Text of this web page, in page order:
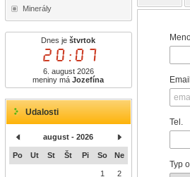
Minerály
Dnes ještvrtok
20:07
6. august 2026
meniny máJozefína
Udalosti
august - 2026
Po Ut St Št Pi So Ne
1 2
Tel.
Typ